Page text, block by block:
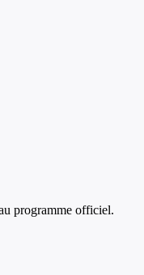
programme officiel.